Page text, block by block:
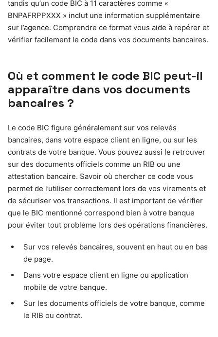
tandis qu’un code BIC à 11 caractères comme «
BNPAFRPPXXX » inclut une information supplémentaire
sur l’agence. Comprendre ce format vous aide à repérer et
vérifier facilement le code dans vos documents bancaires.
Où et comment le code BIC peut-il
apparaître dans vos documents
bancaires ?
Le code BIC figure généralement sur vos relevés
bancaires, dans votre espace client en ligne, ou sur les
contrats de votre banque. Vous pouvez aussi le retrouver
sur des documents officiels comme un RIB ou une
attestation bancaire. Savoir où chercher ce code vous
permet de l’utiliser correctement lors de vos virements et
de sécuriser vos transactions. Il est important de vérifier
que le BIC mentionné correspond bien à votre banque
pour éviter tout problème lors des opérations financières.
Sur vos relevés bancaires, souvent en haut ou en bas
de page.
Dans votre espace client en ligne ou application
mobile de votre banque.
Sur les documents officiels de votre banque, comme
le RIB ou contrat.